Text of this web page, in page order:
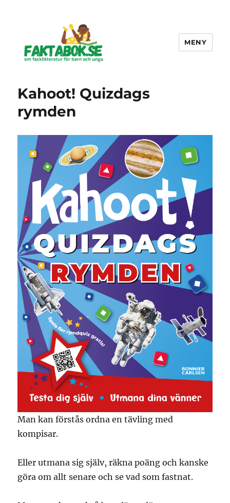
MENY
Kahoot! Quizdags
rymden
Man kan förstås ordna en tävling med
kompisar.
Eller utmana sig själv, räkna poäng och kanske
göra om allt senare och se vad som fastnat.